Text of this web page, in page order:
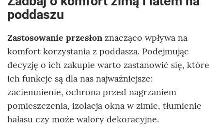
poddaszu
Zastosowanie przesłon znacząco wpływa na
komfort korzystania z poddasza. Podejmując
decyzję o ich zakupie warto zastanowić się, które
ich funkcje są dla nas najważniejsze:
zaciemnienie, ochrona przed nagrzaniem
pomieszczenia, izolacja okna w zimie, tłumienie
hałasu czy może walory dekoracyjne.